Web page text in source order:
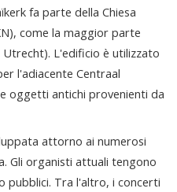
fa parte della Chiesa
come la maggior parte
L'edificio è utilizzato
l'adiacente Centraal
oggetti antichi provenienti da
attorno ai numerosi
Gli organisti attuali tengono
pubblici. Tra l'altro, i concerti